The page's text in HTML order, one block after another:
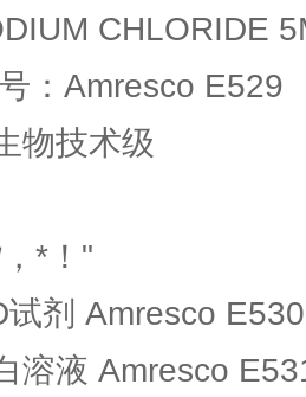
CHLORIDE
：Amresco E529
物技术级
*！"
试剂 Amresco E530
溶液 Amresco